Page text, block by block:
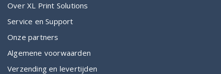
Over XL Print Solutions
Service en Support
Onze partners
Algemene voorwaarden
Verzending en levertijden